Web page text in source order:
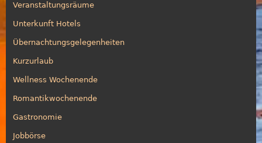
Veranstaltungsräume
Unterkunft Hotels
Übernachtungsgelegenheiten
Kurzurlaub
Wellness Wochenende
Romantikwochenende
Gastronomie
Jobbörse